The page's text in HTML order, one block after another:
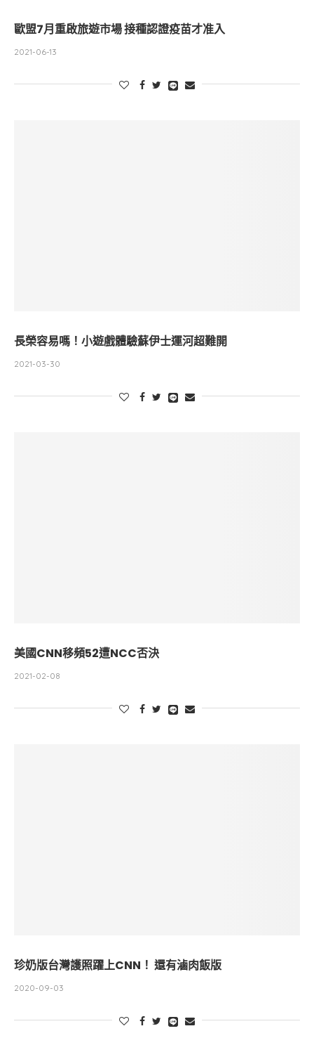
歐盟7月重啟旅遊市場 接種認證疫苗才准入
2021-06-13
長榮容易嗎！小遊戲體驗蘇伊士運河超難開
2021-03-30
美國CNN移頻52遭NCC否決
2021-02-08
珍奶版台灣護照躍上CNN！ 還有滷肉飯版
2020-09-03